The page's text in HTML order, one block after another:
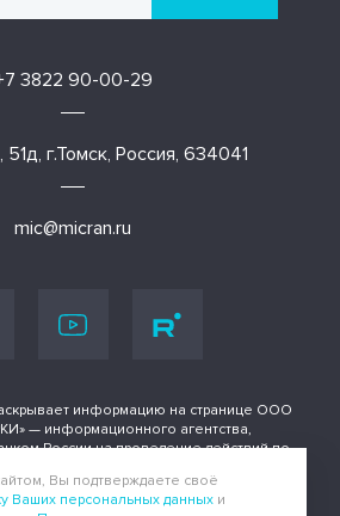
3822 90-00-29
mic@micran.ru
51д, г.Томск, Россия, 634041
информацию на странице ООО
— информационного агентства,
России на проведение действий по
инструментах.
Вы подтверждаете своё
Ваших персональных данных и